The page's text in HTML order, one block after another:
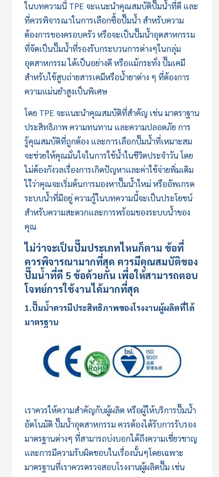
ในบทความนี้ TPE จะแนะนำคุณสมบัติปั๊มน้ำที่ดี และ
ที่ควรพิจารณาในการเลือกซื้อปั๊มน้ำ สำหรับความ
ต้องการของครอบครัว หรือจะเป็นปั๊มน้ำอุตสาหกรรม
ที่จัดเป็นปั๊มน้ำที่รองรับกระบวนการต่างๆในกลุ่ม
อุตสาหกรรม ได้เป็นอย่างดี หรือแม้กระทั่ง ปั๊มเคมี
สำหรับใช้สูบถ่ายสารเคมีหรือน้ำยาต่าง ๆ ที่ต้องการ
ความแม่นยำสูงเป็นพิเศษ
โดย TPE จะแนะนำคุณสมบัติที่สำคัญ เช่น มาตราฐาน
ประสิทธิภาพ ความทนทาน และความปลอดภัย การ
รู้คุณสมบัติที่ถูกต้อง และการเลือกปั๊มน้ำที่เหมาะสม
จะช่วยให้คุณมั่นใจในการใช้น้ำในชีวิตประจำวัน โดย
ไม่ต้องกังวลเรื่องการเกิดปัญหาและค่าใช้จ่ายพิ่มเติม
ไใ่ว่าคุณจะเริ่มต้นการมองหาปั๊มน้ำใหม่ หรืออัพเกรด
ระบบน้ำที่มีอยู่ ความรู้ในบทความนี้จะเป็นประโยชน์
สำหรับความสะดวกและการพร้อมของระบบน้ำของ
คุณ
ไม่ว่าจะเป็นปั๊มประเภทไหนก็ตาม ข้อที่
ควรพิจารณามากที่สุด ควรมีคุณสมบัติของ
ปั๊มน้ำที่ดี 5 ข้อด้วยกัน เพื่อให้สามารถตอบ
โจทย์การใช้งานได้มากที่สุด
1.ปั๊มน้ำควรมีประสิทธิภาพของโรงงานผู้ผลิตที่ได้
มาตรฐาน
เราควรให้ความสำคัญกับผู้ผลิต หรือผู้ให้บริการปั๊มน้ำ
อัตโนมัติ ปั๊มน้ำอุตสาหกรรม ควรต้องได้รับการรับรอง
มาตรฐานต่างๆ ที่สามารถบ่งบอกได้ถึงความเชี่ยวชาญ
และการมีความรับผิดชอบในเรื่องนั้นๆโดยเฉพาะ
มาตรฐานที่เราควรตรวจสอบโรงงานผู้ผลิตปั๊ม เช่น